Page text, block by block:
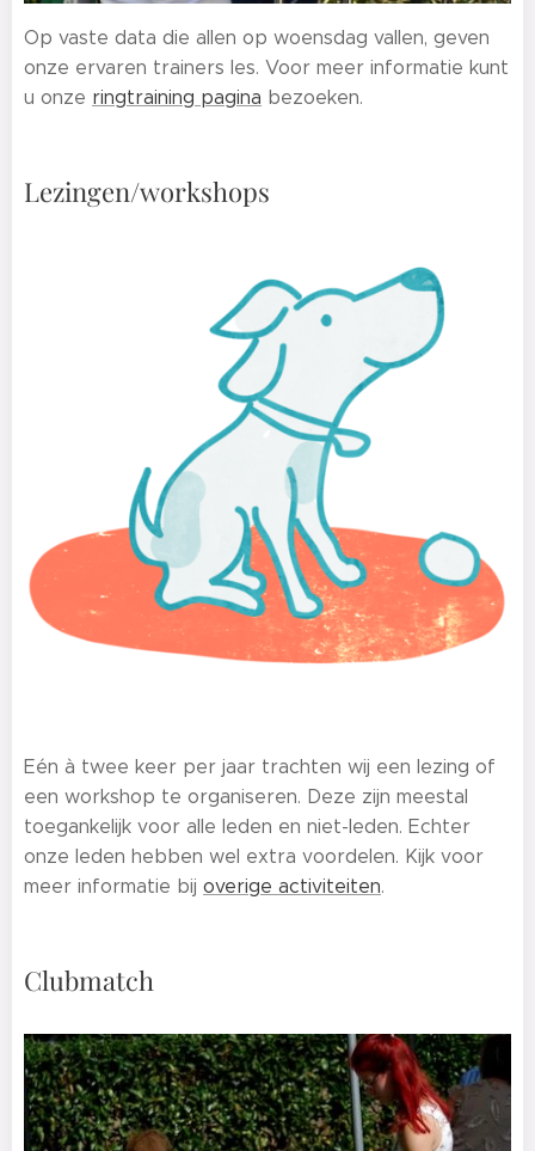
Op vaste data die allen op woensdag vallen, geven
onze ervaren trainers les. Voor meer informatie kunt
u onze ringtraining pagina bezoeken.
Lezingen/workshops
Eén à twee keer per jaar trachten wij een lezing of
een workshop te organiseren. Deze zijn meestal
toegankelijk voor alle leden en niet-leden. Echter
onze leden hebben wel extra voordelen. Kijk voor
meer informatie bij overige activiteiten.
Clubmatch